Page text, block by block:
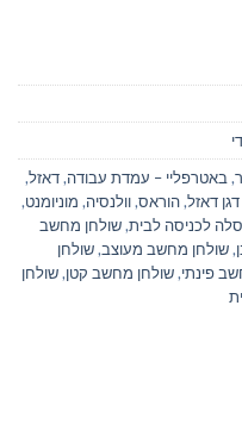
, באטרפליי – עמדת עבודה,דאזל,
דגן דאזל,הוראס,וולנסיה, מוניומנט,
לכניסה לבית,שולחן מחשב
,שולחן מחשב מעוצב,שולחן
פינתי,שולחן מחשב קטן,שולחן